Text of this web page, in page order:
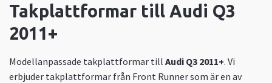
Takplattformar till Audi Q3
2011+
Modellanpassade takplattformar till Audi Q3 2011+. Vi
erbjuder takplattformar från Front Runner som är en av